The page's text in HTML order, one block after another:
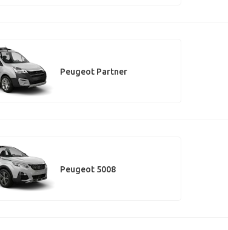
Peugeot Partner
Peugeot 5008